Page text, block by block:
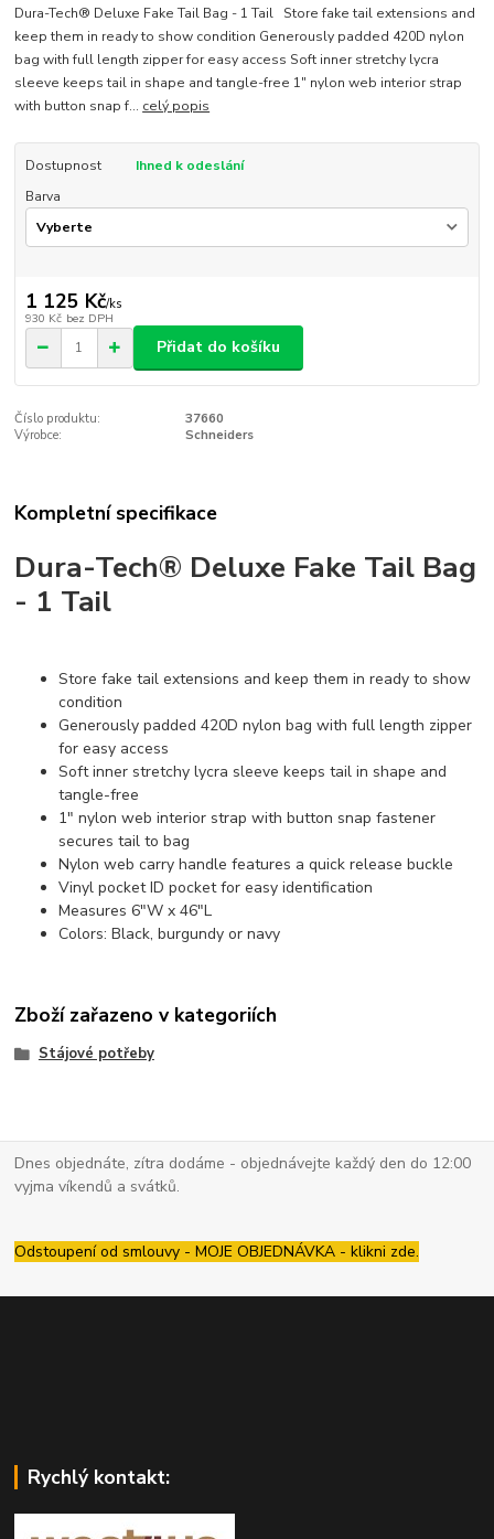
Dura-Tech® Deluxe Fake Tail Bag - 1 Tail Store fake tail extensions and
keep them in ready to show condition Generously padded 420D nylon
bag with full length zipper for easy access Soft inner stretchy lycra
sleeve keeps tail in shape and tangle-free 1" nylon web interior strap
with button snap f... celý popis
Dostupnost
Ihned k odeslání
Barva
1 125 Kč/ks
930 Kč bez DPH
Přidat do košíku
Číslo produktu:
37660
Výrobce:
Schneiders
Kompletní specifikace
Dura-Tech® Deluxe Fake Tail Bag
- 1 Tail
Store fake tail extensions and keep them in ready to show
condition
Generously padded 420D nylon bag with full length zipper
for easy access
Soft inner stretchy lycra sleeve keeps tail in shape and
tangle-free
1" nylon web interior strap with button snap fastener
secures tail to bag
Nylon web carry handle features a quick release buckle
Vinyl pocket ID pocket for easy identification
Measures 6"W x 46"L
Colors: Black, burgundy or navy
Zboží zařazeno v kategoriích
Stájové potřeby
Dnes objednáte, zítra dodáme - objednávejte každý den do 12:00
vyjma víkendů a svátků.
Odstoupení od smlouvy - MOJE OBJEDNÁVKA - klikni zde.
Rychlý kontakt: